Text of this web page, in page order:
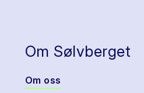
Om Sølvberget
Om oss